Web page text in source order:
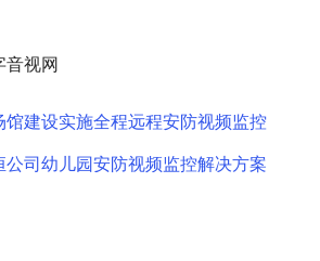
音视网
馆建设实施全程远程安防视频监控
公司幼儿园安防视频监控解决方案